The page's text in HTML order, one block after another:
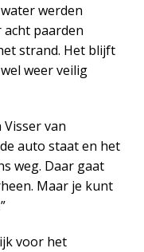
werden
acht paarden
strand. Het blijft
weer veilig
Visser van
auto staat en het
weg. Daar gaat
Maar je kunt
voor het